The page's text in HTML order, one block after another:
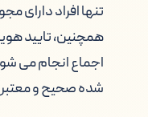
تنها افراد دارای
همچنین، تایید
اجماع انجام می
شده صحیح و